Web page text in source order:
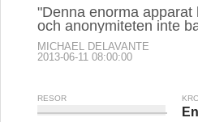
"Denna enorma
och anonymiteten inte
MICHAEL DELAVANTE
2013-06-11 08:00:00
RESOR